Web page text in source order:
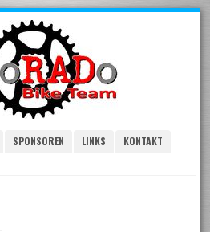
SPONSOREN LINKS
KONTAKT